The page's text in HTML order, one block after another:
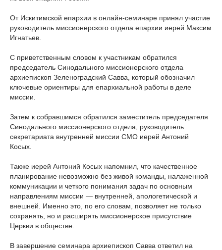
От Искитимской епархии в онлайн-семинаре принял участие
руководитель миссионерского отдела епархии иерей Максим
Игнатьев.
С приветственным словом к участникам обратился
председатель Синодального миссионерского отдела
архиепископ Зеленоградский Савва, который обозначил
ключевые ориентиры для епархиальной работы в деле
миссии.
Затем к собравшимся обратился заместитель председателя
Синодального миссионерского отдела, руководитель
секретариата внутренней миссии СМО иерей Антоний
Косых.
Также иерей Антоний Косых напомнил, что качественное
планирование невозможно без живой команды, налаженной
коммуникации и четкого понимания задач по основным
направлениям миссии — внутренней, апологетической и
внешней. Именно это, по его словам, позволяет не только
сохранять, но и расширять миссионерское присутствие
Церкви в обществе.
В завершение семинара архиепископ Савва ответил на